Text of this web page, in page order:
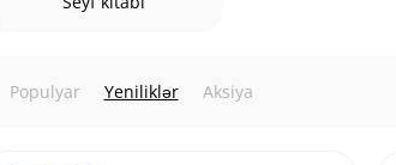
Populyar Yeniliklər Aksiya